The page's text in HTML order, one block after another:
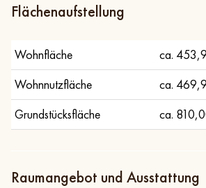
Flächenaufstellung
Wohnfläche
ca.
Wohnnutzfläche
ca.
Grundstücksfläche
ca.
Raumangebot und Ausstattung